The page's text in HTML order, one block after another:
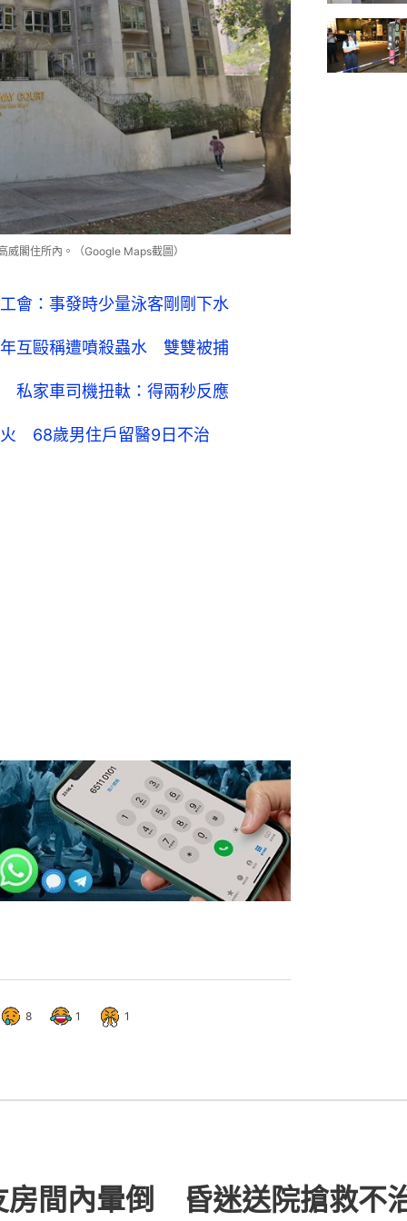
閣住所內。（Google Maps截圖）
會：事發時少量泳客剛剛下水
互毆稱遭噴殺蟲水 雙雙被捕
私家車司機扭軚：得兩秒反應
68歲男住戶留醫9日不治
8 1 1
房間內暈倒 昏迷送院搶救不